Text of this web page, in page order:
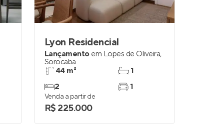
Lyon Residencial
Lançamento em Lopes de Oliveira,
Sorocaba
44 m²
2
1
1
Venda a partir de
R$ 225.000